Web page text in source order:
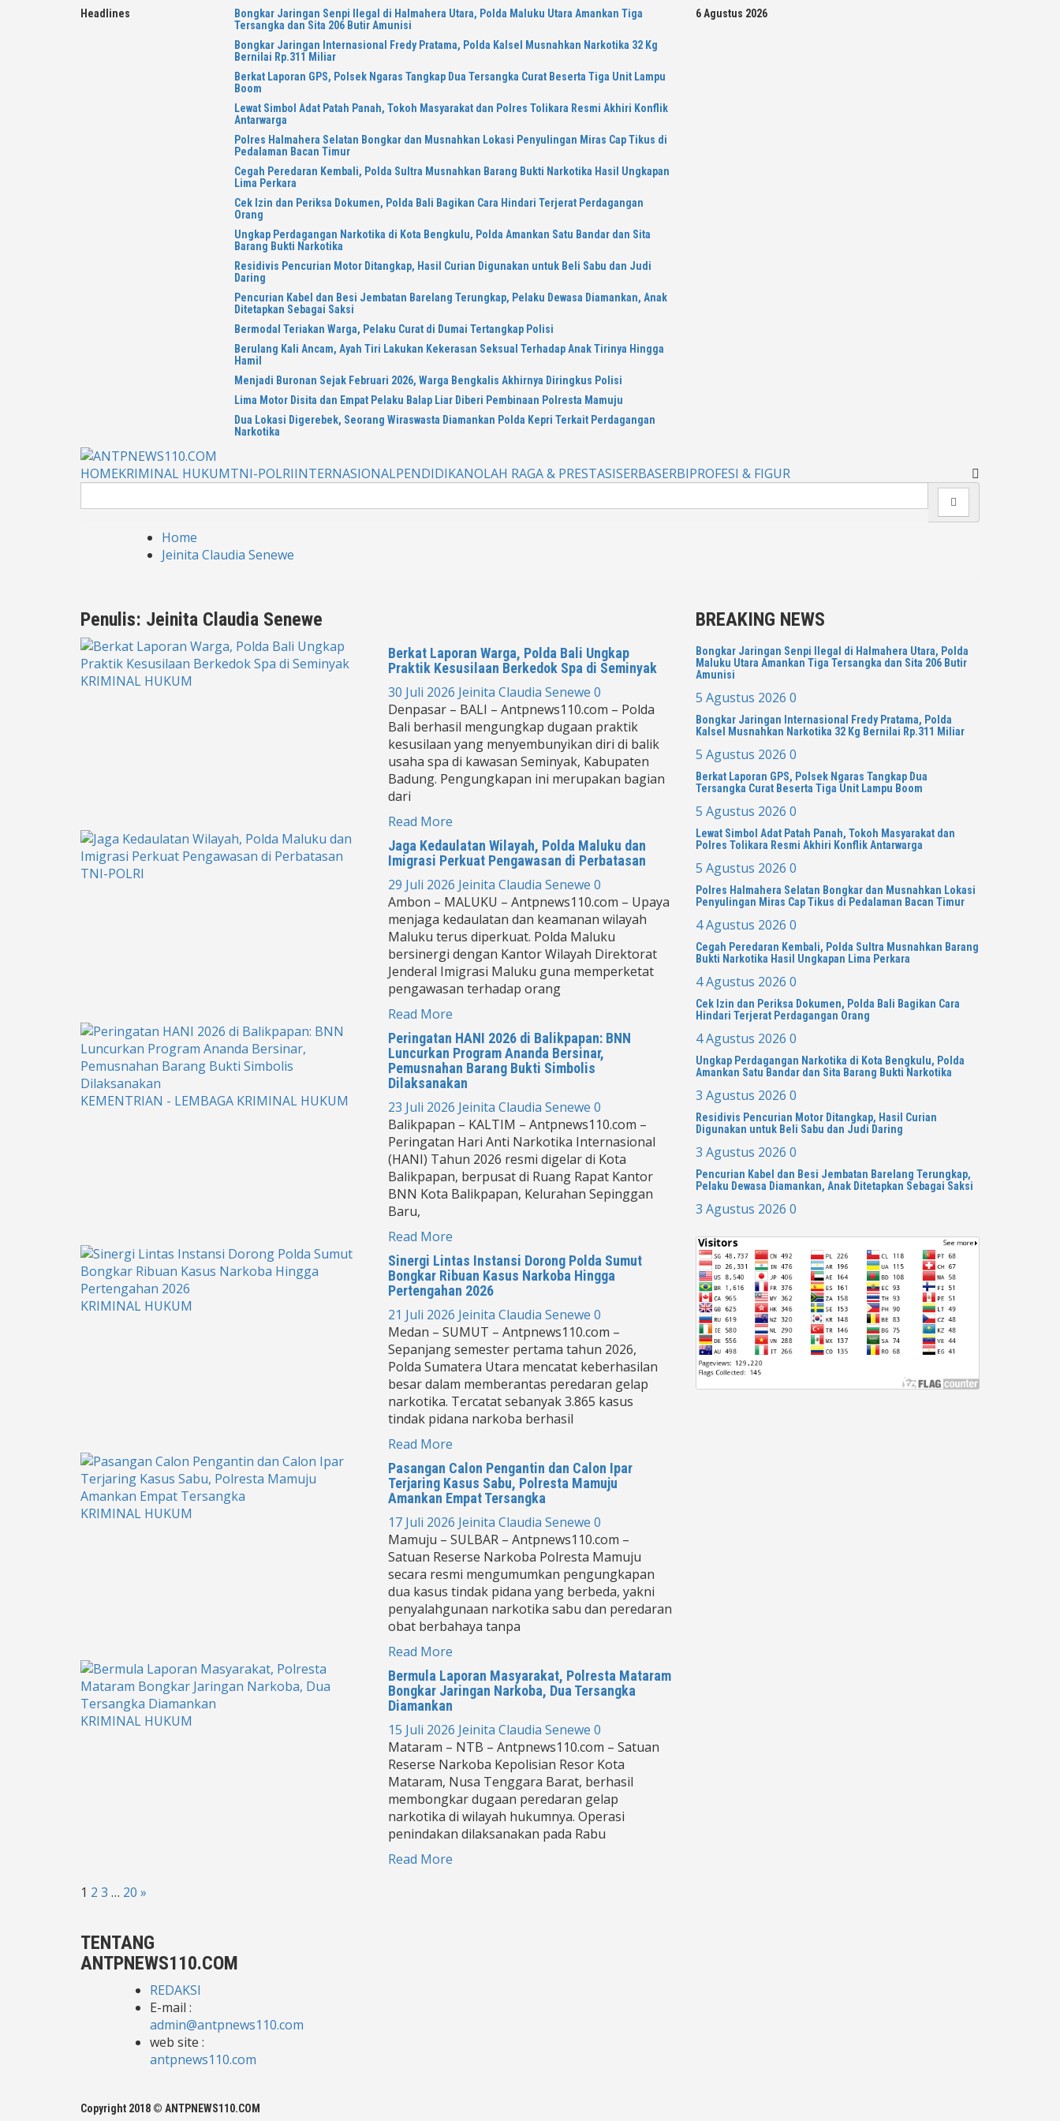
Headlines
Bongkar Jaringan Senpi Ilegal di Halmahera Utara, Polda Maluku Utara Amankan Tiga
Tersangka dan Sita 206 Butir Amunisi
Bongkar Jaringan Internasional Fredy Pratama, Polda Kalsel Musnahkan Narkotika 32 Kg
Bernilai Rp.311 Miliar
Berkat Laporan GPS, Polsek Ngaras Tangkap Dua Tersangka Curat Beserta Tiga Unit Lampu
Boom
Lewat Simbol Adat Patah Panah, Tokoh Masyarakat dan Polres Tolikara Resmi Akhiri Konflik
Antarwarga
Polres Halmahera Selatan Bongkar dan Musnahkan Lokasi Penyulingan Miras Cap Tikus di
Pedalaman Bacan Timur
Cegah Peredaran Kembali, Polda Sultra Musnahkan Barang Bukti Narkotika Hasil Ungkapan
Lima Perkara
Cek Izin dan Periksa Dokumen, Polda Bali Bagikan Cara Hindari Terjerat Perdagangan
Orang
Ungkap Perdagangan Narkotika di Kota Bengkulu, Polda Amankan Satu Bandar dan Sita
Barang Bukti Narkotika
Residivis Pencurian Motor Ditangkap, Hasil Curian Digunakan untuk Beli Sabu dan Judi
Daring
Pencurian Kabel dan Besi Jembatan Barelang Terungkap, Pelaku Dewasa Diamankan, Anak
Ditetapkan Sebagai Saksi
Bermodal Teriakan Warga, Pelaku Curat di Dumai Tertangkap Polisi
Berulang Kali Ancam, Ayah Tiri Lakukan Kekerasan Seksual Terhadap Anak Tirinya Hingga
Hamil
Menjadi Buronan Sejak Februari 2026, Warga Bengkalis Akhirnya Diringkus Polisi
Lima Motor Disita dan Empat Pelaku Balap Liar Diberi Pembinaan Polresta Mamuju
Dua Lokasi Digerebek, Seorang Wiraswasta Diamankan Polda Kepri Terkait Perdagangan
Narkotika
6 Agustus 2026
HOMEKRIMINAL HUKUMTNI-POLRIINTERNASIONALPENDIDIKANOLAH RAGA & PRESTASISERBASERBIPROFESI & FIGUR
for:
Home
Jeinita Claudia Senewe
Penulis: Jeinita Claudia Senewe
KRIMINAL HUKUM
Berkat Laporan Warga, Polda Bali Ungkap
Praktik Kesusilaan Berkedok Spa di Seminyak
30 Juli 2026 Jeinita Claudia Senewe 0
Denpasar – BALI – Antpnews110.com – Polda
Bali berhasil mengungkap dugaan praktik
kesusilaan yang menyembunyikan diri di balik
usaha spa di kawasan Seminyak, Kabupaten
Badung. Pengungkapan ini merupakan bagian
dari
Read More
TNI-POLRI
Jaga Kedaulatan Wilayah, Polda Maluku dan
Imigrasi Perkuat Pengawasan di Perbatasan
29 Juli 2026 Jeinita Claudia Senewe 0
Ambon – MALUKU – Antpnews110.com – Upaya
menjaga kedaulatan dan keamanan wilayah
Maluku terus diperkuat. Polda Maluku
bersinergi dengan Kantor Wilayah Direktorat
Jenderal Imigrasi Maluku guna memperketat
pengawasan terhadap orang
Read More
KEMENTRIAN - LEMBAGA KRIMINAL HUKUM
Peringatan HANI 2026 di Balikpapan: BNN
Luncurkan Program Ananda Bersinar,
Pemusnahan Barang Bukti Simbolis
Dilaksanakan
23 Juli 2026 Jeinita Claudia Senewe 0
Balikpapan – KALTIM – Antpnews110.com –
Peringatan Hari Anti Narkotika Internasional
(HANI) Tahun 2026 resmi digelar di Kota
Balikpapan, berpusat di Ruang Rapat Kantor
BNN Kota Balikpapan, Kelurahan Sepinggan
Baru,
Read More
KRIMINAL HUKUM
Sinergi Lintas Instansi Dorong Polda Sumut
Bongkar Ribuan Kasus Narkoba Hingga
Pertengahan 2026
21 Juli 2026 Jeinita Claudia Senewe 0
Medan – SUMUT – Antpnews110.com –
Sepanjang semester pertama tahun 2026,
Polda Sumatera Utara mencatat keberhasilan
besar dalam memberantas peredaran gelap
narkotika. Tercatat sebanyak 3.865 kasus
tindak pidana narkoba berhasil
Read More
KRIMINAL HUKUM
Pasangan Calon Pengantin dan Calon Ipar
Terjaring Kasus Sabu, Polresta Mamuju
Amankan Empat Tersangka
17 Juli 2026 Jeinita Claudia Senewe 0
Mamuju – SULBAR – Antpnews110.com –
Satuan Reserse Narkoba Polresta Mamuju
secara resmi mengumumkan pengungkapan
dua kasus tindak pidana yang berbeda, yakni
penyalahgunaan narkotika sabu dan peredaran
obat berbahaya tanpa
Read More
KRIMINAL HUKUM
Bermula Laporan Masyarakat, Polresta Mataram
Bongkar Jaringan Narkoba, Dua Tersangka
Diamankan
15 Juli 2026 Jeinita Claudia Senewe 0
Mataram – NTB – Antpnews110.com – Satuan
Reserse Narkoba Kepolisian Resor Kota
Mataram, Nusa Tenggara Barat, berhasil
membongkar dugaan peredaran gelap
narkotika di wilayah hukumnya. Operasi
penindakan dilaksanakan pada Rabu
Read More
Paginasi
1 2 3 … 20 »
BREAKING NEWS
Bongkar Jaringan Senpi Ilegal di Halmahera Utara, Polda
Maluku Utara Amankan Tiga Tersangka dan Sita 206 Butir
Amunisi
5 Agustus 2026 0
Bongkar Jaringan Internasional Fredy Pratama, Polda
Kalsel Musnahkan Narkotika 32 Kg Bernilai Rp.311 Miliar
5 Agustus 2026 0
Berkat Laporan GPS, Polsek Ngaras Tangkap Dua
Tersangka Curat Beserta Tiga Unit Lampu Boom
5 Agustus 2026 0
Lewat Simbol Adat Patah Panah, Tokoh Masyarakat dan
Polres Tolikara Resmi Akhiri Konflik Antarwarga
5 Agustus 2026 0
Polres Halmahera Selatan Bongkar dan Musnahkan Lokasi
Penyulingan Miras Cap Tikus di Pedalaman Bacan Timur
4 Agustus 2026 0
Cegah Peredaran Kembali, Polda Sultra Musnahkan Barang
Bukti Narkotika Hasil Ungkapan Lima Perkara
4 Agustus 2026 0
Cek Izin dan Periksa Dokumen, Polda Bali Bagikan Cara
Hindari Terjerat Perdagangan Orang
4 Agustus 2026 0
Ungkap Perdagangan Narkotika di Kota Bengkulu, Polda
Amankan Satu Bandar dan Sita Barang Bukti Narkotika
3 Agustus 2026 0
Residivis Pencurian Motor Ditangkap, Hasil Curian
Digunakan untuk Beli Sabu dan Judi Daring
3 Agustus 2026 0
Pencurian Kabel dan Besi Jembatan Barelang Terungkap,
Pelaku Dewasa Diamankan, Anak Ditetapkan Sebagai Saksi
3 Agustus 2026 0
TENTANG
ANTPNEWS110.COM
REDAKSI
E-mail :
admin@antpnews110.com
web site :
antpnews110.com
Copyright 2018 © ANTPNEWS110.COM